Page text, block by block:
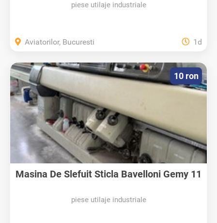
piese utilaje industriale
Aviatorilor, Bucuresti 1d
Masina De Slefuit Sticla Bavelloni Gemy 11
piese utilaje industriale
10 ron